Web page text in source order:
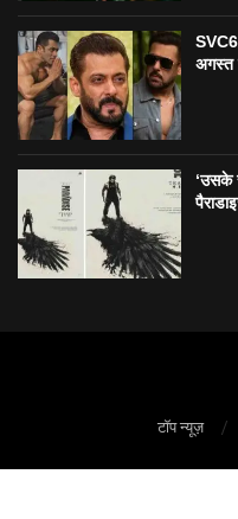
अगस्त
‘उसके
टॉप न्यूज़